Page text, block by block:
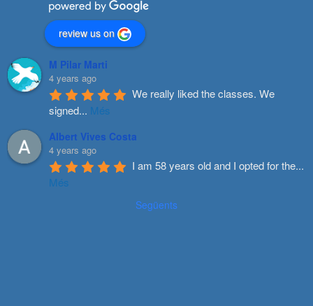
review us on
M Pilar Marti
4 years ago
We really liked the classes. We
signed... Més
Albert Vives Costa
4 years ago
I am 58 years old and I opted for the...
Més
Següents